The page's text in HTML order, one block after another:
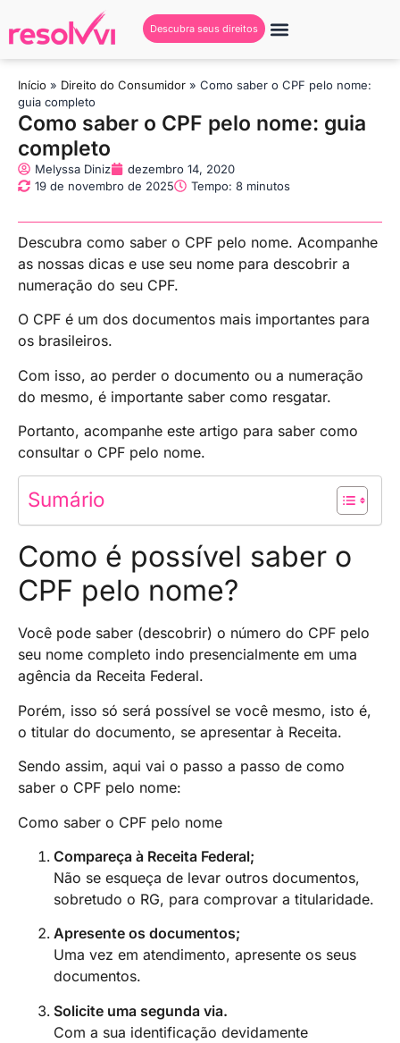
Descubra seus direitos
Início » Direito do Consumidor » Como saber o CPF pelo nome:
guia completo
Como saber o CPF pelo nome: guia
completo
Melyssa Diniz
dezembro 14, 2020
19 de novembro de 2025
Tempo: 8 minutos
Descubra como saber o CPF pelo nome. Acompanhe
as nossas dicas e use seu nome para descobrir a
numeração do seu CPF.
O CPF é um dos documentos mais importantes para
os brasileiros.
Com isso, ao perder o documento ou a numeração
do mesmo, é importante saber como resgatar.
Portanto, acompanhe este artigo para saber como
consultar o CPF pelo nome.
Sumário
Como é possível saber o
CPF pelo nome?
Você pode saber (descobrir) o número do CPF pelo
seu nome completo indo presencialmente em uma
agência da Receita Federal.
Porém, isso só será possível se você mesmo, isto é,
o titular do documento, se apresentar à Receita.
Sendo assim, aqui vai o passo a passo de como
saber o CPF pelo nome:
Como saber o CPF pelo nome
Compareça à Receita Federal;
Não se esqueça de levar outros documentos,
sobretudo o RG, para comprovar a titularidade.
Apresente os documentos;
Uma vez em atendimento, apresente os seus
documentos.
Solicite uma segunda via.
Com a sua identificação devidamente